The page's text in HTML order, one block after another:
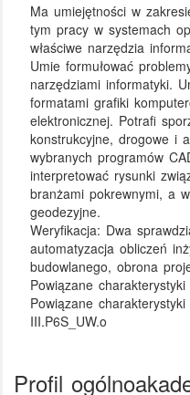
Ma umiejętności w
tym pracy w systemach
właściwe narzędzia
Umie formułować
narzędziami informatyki.
formatami grafiki
elektronicznej. Potrafi
konstrukcyjne, drogowe i
wybranych programów
interpretować rysunki
branżami pokrewnymi, a
geodezyjne.
Weryfikacja: Dwa
automatyzacja obliczeń
budowlanego, obrona
Powiązane
Powiązane
III.P6S_UW.o
Profil